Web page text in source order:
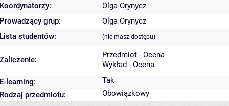
Koordynatorzy:
Olga Orynycz
Prowadzący grup:
Olga Orynycz
Lista studentów:
(nie masz dostępu)
Zaliczenie:
Przedmiot - Ocena
Wykład - Ocena
E-learning:
Tak
Rodzaj przedmiotu:
Obowiązkowy